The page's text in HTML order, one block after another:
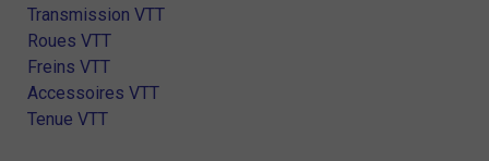
Transmission VTT
Roues VTT
Freins VTT
Accessoires VTT
Tenue VTT